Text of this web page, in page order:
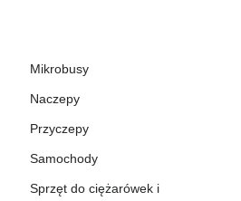
Mikrobusy
Naczepy
Przyczepy
Samochody
Sprzęt do ciężarówek i